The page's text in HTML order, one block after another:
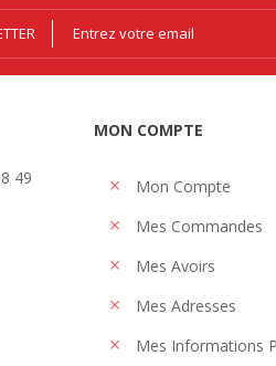
49
MON COMPTE
Mon Compte
Mes Commandes
Mes Avoirs
Mes Adresses
Mes Informations